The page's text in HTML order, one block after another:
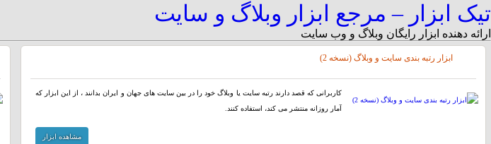
تیک ابزار – مرجع ابزار وبلاگ و سایت
ارائه دهنده ابزار رایگان وبلاگ و وب سایت
ابزار رتبه بندی سایت و وبلاگ (نسخه 2)
کاربرانی که قصد دارند رتبه سایت یا وبلاگ خود را در بین سایت های جهان و ایران بدانند ، از این ابزار که
آمار روزانه منتشر می کند، استفاده کنند.
مشاهده ابزار